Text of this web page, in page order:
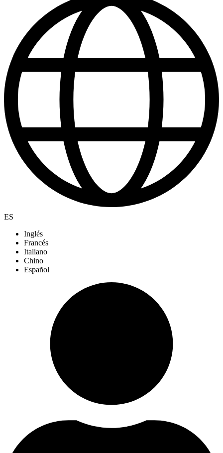
ES
Inglés
Francés
Italiano
Chino
Español